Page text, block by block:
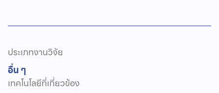
ประเภทงานวิจัย
อื่น ๆ
เทคโนโลยีที่เกี่ยวข้อง